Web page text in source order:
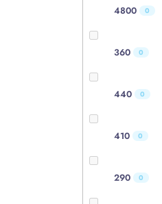
4800 0
360 0
440 0
410 0
290 0